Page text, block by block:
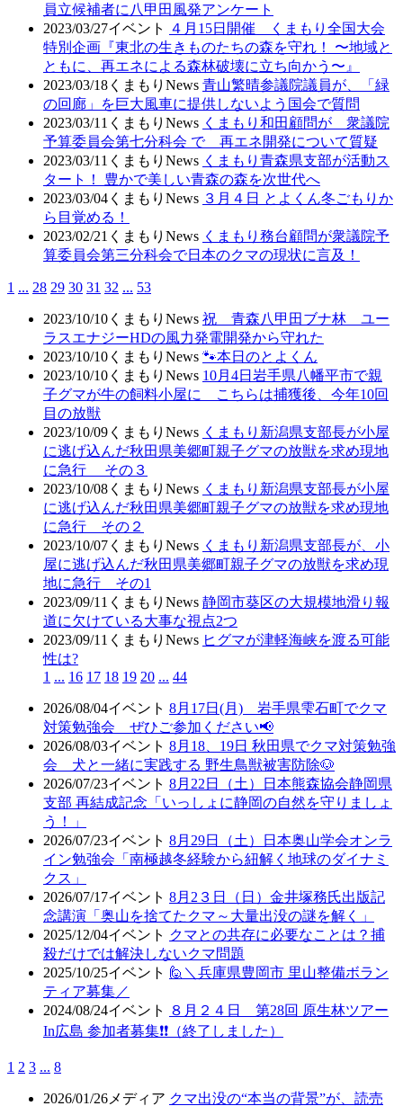
員立候補者に八甲田風発アンケート
2023/03/27イベント
４月15日開催 くまもり全国大会
特別企画『東北の生きものたちの森を守れ！ 〜地域と
ともに、再エネによる森林破壊に立ち向かう〜』
2023/03/18 くまもりNews 青山繁晴参議院議員が、「緑
の回廊」を巨大風車に提供しないよう国会で質問
2023/03/11 くまもりNews くまもり和田顧問が 衆議院
予算委員会第七分科会 で 再エネ開発について質疑
2023/03/11 くまもりNews くまもり青森県支部が活動ス
タート！ 豊かで美しい青森の森を次世代へ
2023/03/04 くまもりNews ３月４日 とよくん冬ごもりか
ら目覚める！
2023/02/21 くまもりNews くまもり務台顧問が衆議院予
算委員会第三分科会で日本のクマの現状に言及！
1 ... 28 29 30 31 32 ... 53
2023/10/10 くまもりNews 祝 青森八甲田ブナ林 ユー
ラスエナジーHDの風力発電開発から守れた
2023/10/10 くまもりNews 🐾本日のとよくん
2023/10/10 くまもりNews 10月4日岩手県八幡平市で親
子グマが牛の飼料小屋に こちらは捕獲後、今年10回
目の放獣
2023/10/09 くまもりNews くまもり新潟県支部長が小屋
に逃げ込んだ秋田県美郷町親子グマの放獣を求め現地
に急行 その３
2023/10/08 くまもりNews くまもり新潟県支部長が小屋
に逃げ込んだ秋田県美郷町親子グマの放獣を求め現地
に急行 その２
2023/10/07 くまもりNews くまもり新潟県支部長が、小
屋に逃げ込んだ秋田県美郷町親子グマの放獣を求め現
地に急行 その1
2023/09/11 くまもりNews 静岡市葵区の大規模地滑り報
道に欠けている大事な視点2つ
2023/09/11 くまもりNews ヒグマが津軽海峡を渡る可能
性は?
1 ... 16 17 18 19 20 ... 44
2026/08/04イベント 8月17日(月) 岩手県雫石町でクマ
対策勉強会 ぜひご参加ください📢
2026/08/03イベント 8月18、19日 秋田県でクマ対策勉強
会 犬と一緒に実践する 野生鳥獣被害防除🐶
2026/07/23イベント 8月22日（土）日本熊森協会静岡県
支部 再結成記念「いっしょに静岡の自然を守りましょ
う！」
2026/07/23イベント 8月29日（土）日本奥山学会オンラ
イン勉強会「南極越冬経験から紐解く地球のダイナミ
クス」
2026/07/17イベント 8月2３日（日）金井塚務氏出版記
念講演「奥山を捨てたクマ～大量出没の謎を解く」
2025/12/04イベント クマとの共存に必要なことは？捕
殺だけでは解決しないクマ問題
2025/10/25イベント 🙋＼兵庫県豊岡市 里山整備ボラン
ティア募集／
2024/08/24イベント
８月２４日 第28回 原生林ツアー
In広島 参加者募集❗❗（終了しました）
1 2 3 ... 8
2026/01/26 メディア クマ出没の“本当の背景”が、読売